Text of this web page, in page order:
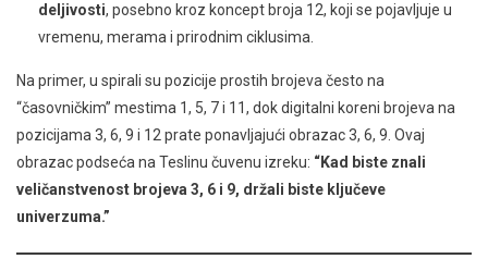
deljivosti, posebno kroz koncept broja 12, koji se pojavljuje u
vremenu, merama i prirodnim ciklusima.
Na primer, u spirali su pozicije prostih brojeva često na
“časovničkim” mestima 1, 5, 7 i 11, dok digitalni koreni brojeva na
pozicijama 3, 6, 9 i 12 prate ponavljajući obrazac 3, 6, 9. Ovaj
obrazac podseća na Teslinu čuvenu izreku: “Kad biste znali
veličanstvenost brojeva 3, 6 i 9, držali biste ključeve
univerzuma.”